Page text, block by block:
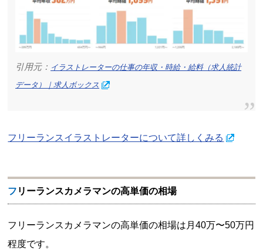
引用元： イラストレーターの仕事の年収・時給・給料（求人統計
データ）｜求人ボックス
フリーランスイラストレーターについて詳しくみる
フリーランスカメラマンの高単価の相場
フリーランスカメラマンの高単価の相場は月40万〜50万円
程度です。